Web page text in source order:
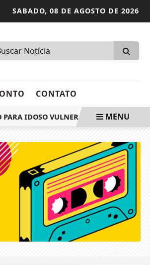
SABADO, 08 DE AGOSTO DE 2026
CONTATO
IDOSO VULNERÁVEL SEM FAMÍLIA
MENU